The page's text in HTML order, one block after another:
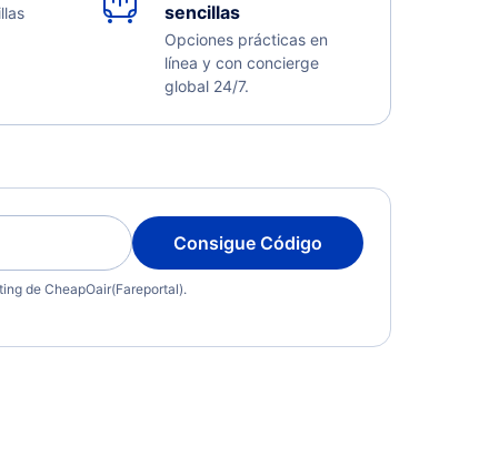
sencillas
Opciones prácticas en
línea y con concierge
global 24/7.
Consigue Código
de CheapOair(Fareportal).